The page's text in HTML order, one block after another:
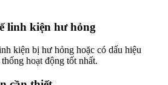
linh kiện hư hỏng
kiện bị hư hỏng hoặc có dấu hiệu
hoạt động tốt nhất.